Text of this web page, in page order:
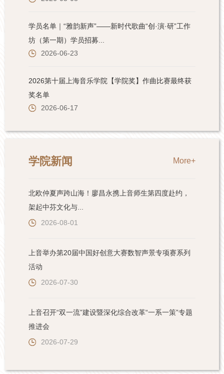
学院新闻 More+
北欧仲夏声跨山海！廖昌永携上音师生第四度赴约，
架起中芬文化与...
2026-08-01
上音举办第20届中国好创意大赛数智声景专项赛系列
活动
2026-07-30
上音召开“双一流”建设暨深化综合改革“一系一策”专题
推进会
2026-07-29